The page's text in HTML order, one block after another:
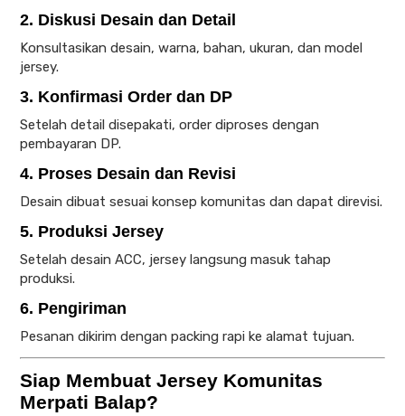
2. Diskusi Desain dan Detail
Konsultasikan desain, warna, bahan, ukuran, dan model
jersey.
3. Konfirmasi Order dan DP
Setelah detail disepakati, order diproses dengan
pembayaran DP.
4. Proses Desain dan Revisi
Desain dibuat sesuai konsep komunitas dan dapat direvisi.
5. Produksi Jersey
Setelah desain ACC, jersey langsung masuk tahap
produksi.
6. Pengiriman
Pesanan dikirim dengan packing rapi ke alamat tujuan.
Siap Membuat Jersey Komunitas
Merpati Balap?